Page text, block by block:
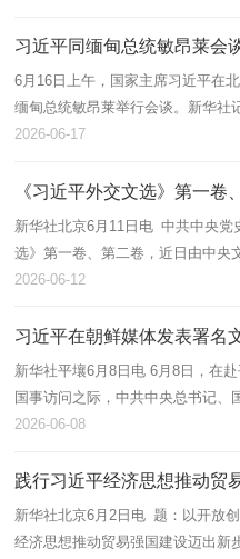
习近平同缅甸总统敏昂莱会
6月16日上午，国家主席习近平在
缅甸总统敏昂莱举行会谈。新华社
（记者 马卓言）6月16日上午，国
2026-06-17
《习近平外交文选》第一卷
新华社北京6月11日电 中共中央党
选》第一卷、第二卷，近日由中央
的十八大以来，以习近平同志为核
2026-06-12
习近平在朝鲜媒体发表署名
新华社平壤6月8日电 6月8日，在
国事访问之际，中共中央总书记、
表题为《继往开来、砥砺同行 续
2026-06-08
践行习近平经济思想推动贸
新华社北京6月2日电 题：以开放
经济思想推动贸易强国建设迈出新